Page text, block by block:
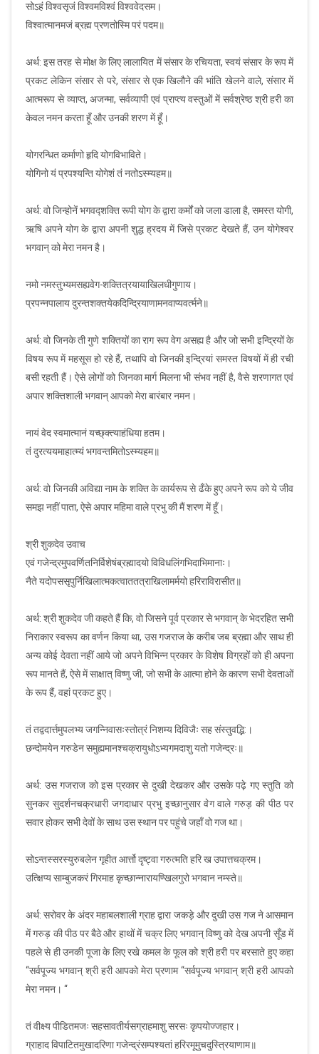
सोऽहं विश्वसृजं विश्वमविश्वं विश्ववेदसम।
विश्वात्मानमजं ब्रह्म प्रणतोस्मि परं पदम॥
अर्थ: इस तरह से मोक्ष के लिए लालायित में संसार के रचियता, स्वयं संसार के रूप में
प्रकट लेकिन संसार से परे, संसार से एक खिलौने की भांति खेलने वाले, संसार में
आत्मरूप से व्याप्त, अजन्मा, सर्वव्यापी एवं प्राप्त्य वस्तुओं में सर्वश्रेष्ठ श्री हरी का
केवल नमन करता हूँ और उनकी शरण में हूँ।
योगरन्धित कर्माणो हृदि योगविभाविते।
योगिनो यं प्रपश्यन्ति योगेशं तं नतोऽस्म्यहम॥
अर्थ: वो जिन्होनें भगवद्शक्ति रूपी योग के द्वारा कर्मों को जला डाला है, समस्त योगी,
ऋषि अपने योग के द्वारा अपनी शुद्ध ह्रदय में जिसे प्रकट देखते हैं, उन योगेश्वर
भगवान् को मेरा नमन है।
नमो नमस्तुभ्यमसह्यवेग-शक्तित्रयायाखिलधीगुणाय।
प्रपन्नपालाय दुरन्तशक्तयेकदिन्द्रियाणामनवाप्यवर्त्मने॥
अर्थ: वो जिनके ती गुणे शक्तियों का राग रूप वेग असह्य है और जो सभी इन्द्रियों के
विषय रूप में महसूस हो रहे हैं, तथापि वो जिनकी इन्द्रियां समस्त विषयों में ही रची
बसी रहती हैं। ऐसे लोगों को जिनका मार्ग मिलना भी संभव नहीं है, वैसे शरणागत एवं
अपार शक्तिशाली भगवान् आपको मेरा बारंबार नमन।
नायं वेद स्वमात्मानं यच्छ्क्त्याहंधिया हतम।
तं दुरत्ययमाहात्म्यं भगवन्तमितोऽस्म्यहम॥
अर्थ: वो जिनकी अविद्या नाम के शक्ति के कार्यरूप से ढँके हुए अपने रूप को ये जीव
समझ नहीं पाता, ऐसे अपार महिमा वाले प्रभु की मैं शरण में हूँ।
श्री शुकदेव उवाच
एवं गजेन्द्रमुपवर्णितनिर्विशेषंब्रह्मादयो विविधलिंगभिदाभिमानाः।
नैते यदोपससृपुर्निखिलात्मकत्वाततत्राखिलामर्मयो हरिराविरासीत॥
अर्थ: श्री शुकदेव जी कहते हैं कि, वो जिसने पूर्व प्रकार से भगवान् के भेदरहित सभी
निराकार स्वरूप का वर्णन किया था, उस गजराज के करीब जब ब्रह्मा और साथ ही
अन्य कोई देवता नहीं आये जो अपने विभिन्न प्रकार के विशेष विग्रहों को ही अपना
रूप मानते हैं, ऐसे में साक्षात् विष्णु जी, जो सभी के आत्मा होने के कारण सभी देवताओं
के रूप हैं, वहां प्रकट हुए।
तं तद्वदार्त्तमुपलभ्य जगन्निवासःस्तोत्रं निशम्य दिविजैः सह संस्तुवद्भि:।
छन्दोमयेन गरुडेन समुह्यमानश्चक्रायुधोऽभ्यगमदाशु यतो गजेन्द्रः॥
अर्थ: उस गजराज को इस प्रकार से दुखी देखकर और उसके पढ़े गए स्तुति को
सुनकर सुदर्शनचक्रधारी जगदाधार प्रभु इच्छानुसार वेग वाले गरुड़ की पीठ पर
सवार होकर सभी देवों के साथ उस स्थान पर पहुंचे जहाँ वो गज था।
सोऽन्तस्सरस्युरुबलेन गृहीत आर्त्तो दृष्ट्वा गरुत्मति हरि ख उपात्तचक्रम।
उत्क्षिप्य साम्बुजकरं गिरमाह कृच्छान्नारायण्खिलगुरो भगवान नम्स्ते॥
अर्थ: सरोवर के अंदर महाबलशाली ग्राह द्वारा जकड़े और दुखी उस गज ने आसमान
में गरुड़ की पीठ पर बैठे और हाथों में चक्र लिए भगवान् विष्णु को देख अपनी सूँड में
पहले से ही उनकी पूजा के लिए रखे कमल के फूल को श्री हरी पर बरसाते हुए कहा
“सर्वपूज्य भगवान् श्री हरी आपको मेरा प्रणाम “सर्वपूज्य भगवान् श्री हरी आपको
मेरा नमन। “
तं वीक्ष्य पीडितमजः सहसावतीर्यसग्राहमाशु सरसः कृपयोज्जहार।
ग्राहाद विपाटितमुखादरिणा गजेन्द्रंसम्पश्यतां हरिरमूमुचदुस्त्रियाणाम॥